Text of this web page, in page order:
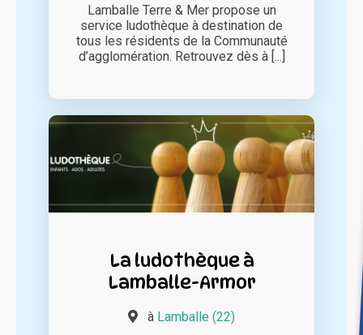
Lamballe Terre & Mer propose un
service ludothèque à destination de
tous les résidents de la Communauté
d’agglomération. Retrouvez dès à [...]
La ludothèque à
Lamballe-Armor
à Lamballe (22)